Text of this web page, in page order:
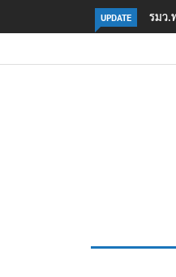
UPDATE
ำร้ายเจ้าหน้าที่เขตฯห้วยขาแข้ง‘ภา
ต้อน